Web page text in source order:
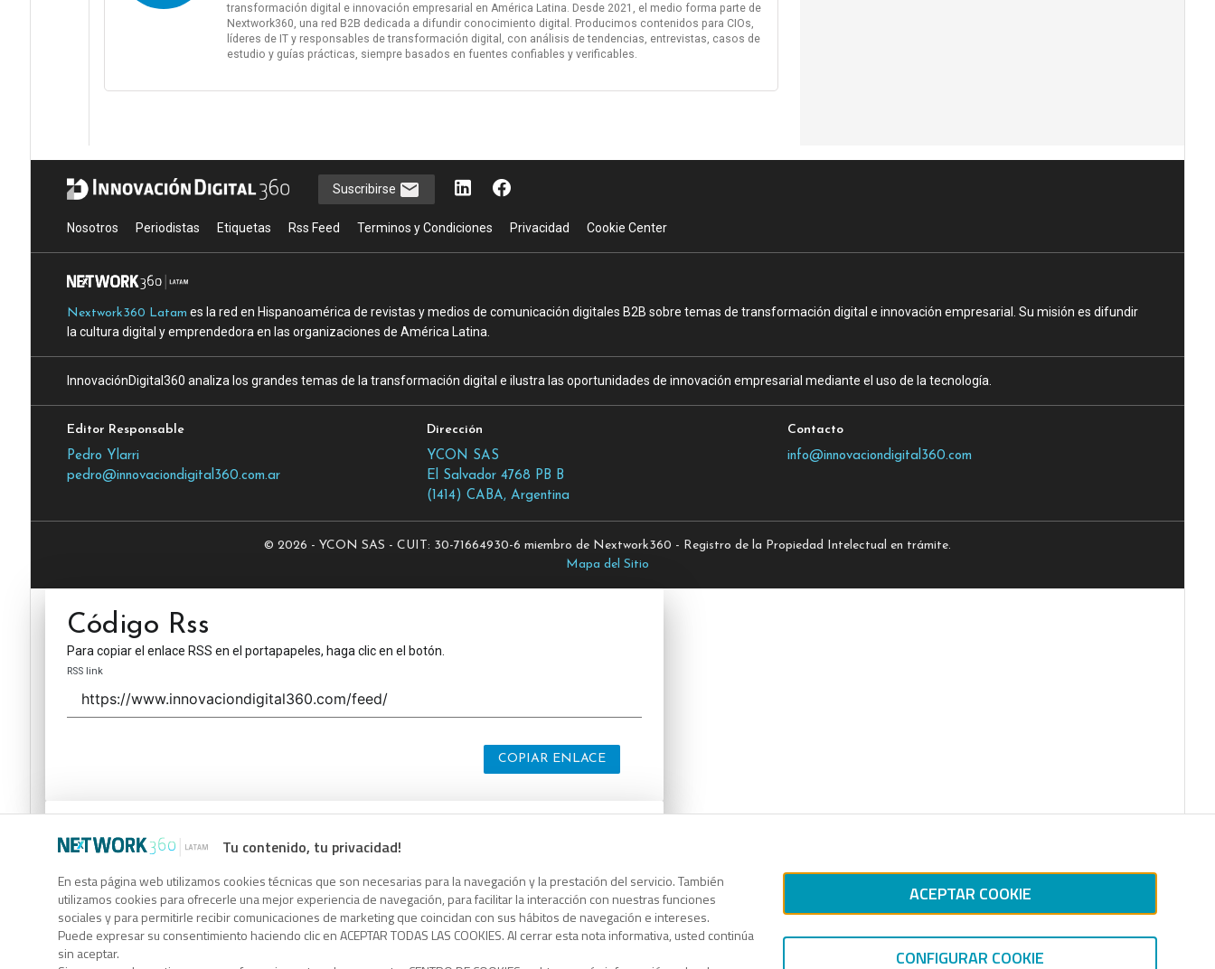
transformación digital e innovación empresarial en América Latina. Desde 2021, el medio forma parte de
Nextwork360, una red B2B dedicada a difundir conocimiento digital. Producimos contenidos para CIOs,
líderes de IT y responsables de transformación digital, con análisis de tendencias, entrevistas, casos de
estudio y guías prácticas, siempre basados en fuentes confiables y verificables.
Tu contenido, tu privacidad!
En esta página web utilizamos cookies técnicas que son necesarias para la navegación y la prestación del servicio. También
utilizamos cookies para ofrecerle una mejor experiencia de navegación, para facilitar la interacción con nuestras funciones
sociales y para permitirle recibir comunicaciones de marketing que coincidan con sus hábitos de navegación e intereses.
Puede expresar su consentimiento haciendo clic en ACEPTAR TODAS LAS COOKIES. Al cerrar esta nota informativa, usted continúa
sin aceptar.
ACEPTAR COOKIE
CONFIGURAR COOKIE
Suscribirse
Nosotros Periodistas Etiquetas Rss Feed Terminos y Condiciones Privacidad Cookie Center
Nextwork360 Latam es la red en Hispanoamérica de revistas y medios de comunicación digitales B2B sobre temas de transformación digital e innovación empresarial. Su misión es difundir
la cultura digital y emprendedora en las organizaciones de América Latina.
InnovaciónDigital360 analiza los grandes temas de la transformación digital e ilustra las oportunidades de innovación empresarial mediante el uso de la tecnología.
Editor Responsable
Pedro Ylarri
pedro@innovaciondigital360.com.ar
Dirección
YCON SAS
El Salvador 4768 PB B
(1414) CABA, Argentina
Contacto
info@innovaciondigital360.com
© 2026 - YCON SAS - CUIT: 30-71664930-6 miembro de Nextwork360 - Registro de la Propiedad Intelectual en trámite.
Mapa del Sitio
Código Rss
Para copiar el enlace RSS en el portapapeles, haga clic en el botón.
RSS link
COPIAR ENLACE
Código Rss
RSS link